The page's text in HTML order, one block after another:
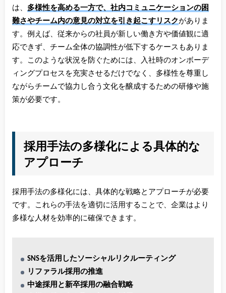
は、 多様性を高める一方で、社内コミュニケーションの困
難さやチーム内の意見の対立を引き起こすリスクがありま
す。例えば、従来からの社員が新しい働き方や価値観に適
応できず、チーム全体の協調性が低下するケースもありま
す。このような状況を防ぐためには、入社時のオンボーデ
ィングプロセスを充実させるだけでなく、多様性を尊重し
ながらチームで協力し合う文化を醸成するための研修や施
策が必要です。
採用手法の多様化による具体的な
アプローチ
採用手法の多様化には、具体的な戦略とアプローチが必要
です。これらの手法を適切に活用することで、企業はより
多様な人材を効率的に確保できます。
SNSを活用したソーシャルリクルーティング
リファラル採用の推進
中途採用と新卒採用の融合戦略